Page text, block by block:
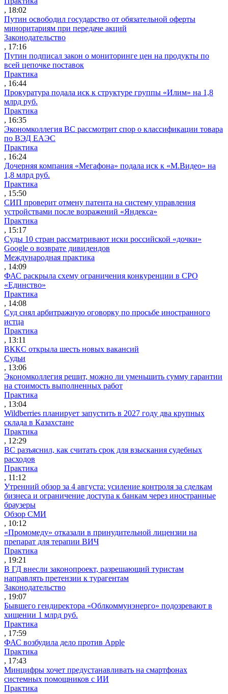
, 18:02
Путин освободил государство от обязательной оферты
миноритариям при передаче акций
Законодательство
, 17:16
Путин подписал закон о мониторинге цен на продукты по
всей цепочке поставок
Практика
, 16:44
Прокуратура подала иск к структуре группы «Илим» на 1,8
млрд руб.
Практика
, 16:35
Экономколлегия ВС рассмотрит спор о классификации товара
по ВЭД ЕАЭС
Практика
, 16:24
Дочерняя компания «Мегафона» подала иск к «М.Видео» на
1,8 млрд руб.
Практика
, 15:50
СИП проверит отмену патента на систему управления
устройствами после возражений «Яндекса»
Практика
, 15:17
Суды 10 стран рассматривают иски российской «дочки»
Google о возврате дивидендов
Международная практика
, 14:09
ФАС раскрыла схему ограничения конкуренции в СРО
«Единство»
Практика
, 14:08
Суд снял арбитражную оговорку по просьбе иностранного
истца
Практика
, 13:11
ВККС открыла шесть новых вакансий
Судьи
, 13:06
Экономколлегия решит, можно ли уменьшить сумму гарантии
на стоимость выполненных работ
Практика
, 13:04
Wildberries планирует запустить в 2027 году два крупных
склада в Казахстане
Практика
, 12:29
ВС разъяснил, как считать срок для взыскания судебных
расходов
Практика
, 11:12
Утренний обзор за 4 августа: усиление контроля за сделкам
бизнеса и ограничение доступа к банкам через иностранные
браузеры
Обзор СМИ
, 10:12
«Промомеду» отказали в принудительной лицензии на
препарат для терапии ВИЧ
Практика
, 19:21
В ГД внесли законопроект, разрешающий туристам
направлять претензии к турагентам
Законодательство
, 19:07
Бывшего гендиректора «Облкоммунэнерго» подозревают в
хищении 1 млрд руб.
Практика
, 17:59
ФАС возбудила дело против Apple
Практика
, 17:43
Минцифры хочет предустанавливать на смартфонах
системных помощников с ИИ
Практика